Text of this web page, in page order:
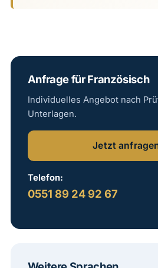
Anfrage für Französisch
Individuelles Angebot nach
Unterlagen.
Jetzt
Telefon:
0551 89 24 92 67